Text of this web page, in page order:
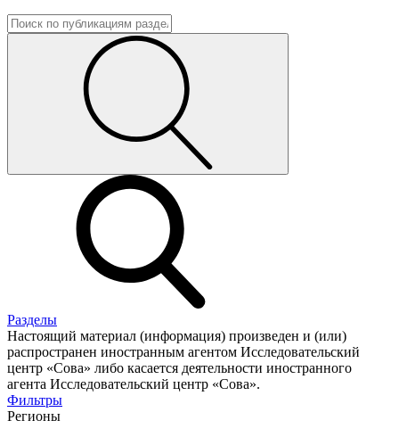
Разделы
Настоящий материал (информация) произведен и (или)
распространен иностранным агентом Исследовательский
центр «Сова» либо касается деятельности иностранного
агента Исследовательский центр «Сова».
Фильтры
Регионы